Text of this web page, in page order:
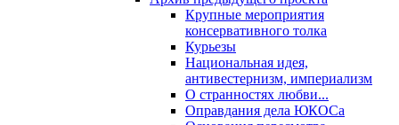
Крупные мероприятия
консервативного толка
Курьезы
Национальная идея,
антивестернизм, империализм
О странностях любви...
Оправдания дела ЮКОСа